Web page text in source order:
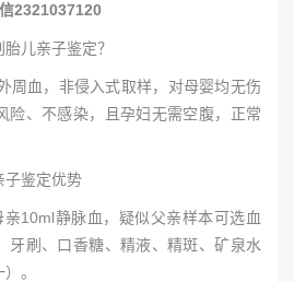
2321037120
儿亲子鉴定？
血，非侵入式取样，对母婴均无伤
险、不感染，且孕妇无需空腹，正常
鉴定优势
静脉血，疑似父亲样本可选血
牙刷、口香糖、精液、精斑、矿泉水
。